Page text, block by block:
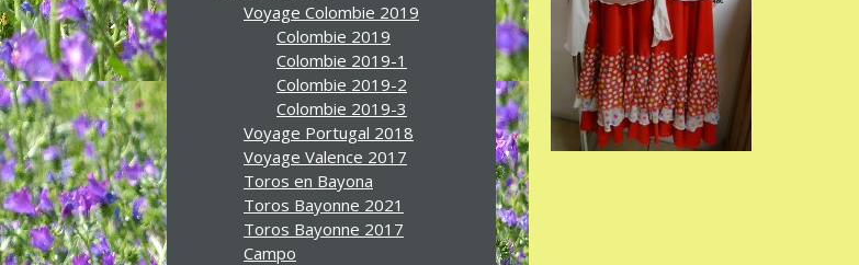
Voyage Colombie 2019
Colombie 2019
Colombie 2019-1
Colombie 2019-2
Colombie 2019-3
Voyage Portugal 2018
Voyage Valence 2017
Toros en Bayona
Toros Bayonne 2021
Toros Bayonne 2017
Campo